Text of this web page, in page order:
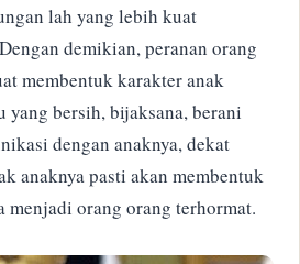
lah yang lebih kuat
demikian, peranan orang
membentuk karakter anak
yang bersih, bijaksana, berani
dengan anaknya, dekat
anaknya pasti akan membentuk
menjadi orang orang terhormat.